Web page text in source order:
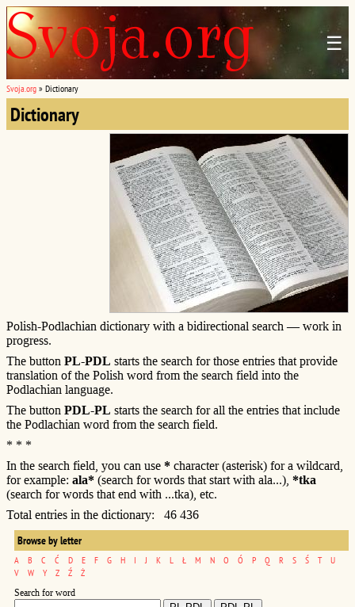
☰
Svoja.org » Dictionary
Dictionary
Polish-Podlachian dictionary with a bidirectional search — work in
progress.
The button PL-PDL starts the search for those entries that provide
translation of the Polish word from the search field into the
Podlachian language.
The button PDL-PL starts the search for all the entries that include
the Podlachian word from the search field.
* * *
In the search field, you can use * character (asterisk) for a wildcard,
for example: ala* (search for words that start with ala...), *tka
(search for words that end with ...tka), etc.
Total entries in the dictionary: 46 436
Browse by letter
A B C Ć D E F G H I J K L Ł M N O Ó P Q R S Ś T
U
V
W Y Z Ź Ż
Search for word